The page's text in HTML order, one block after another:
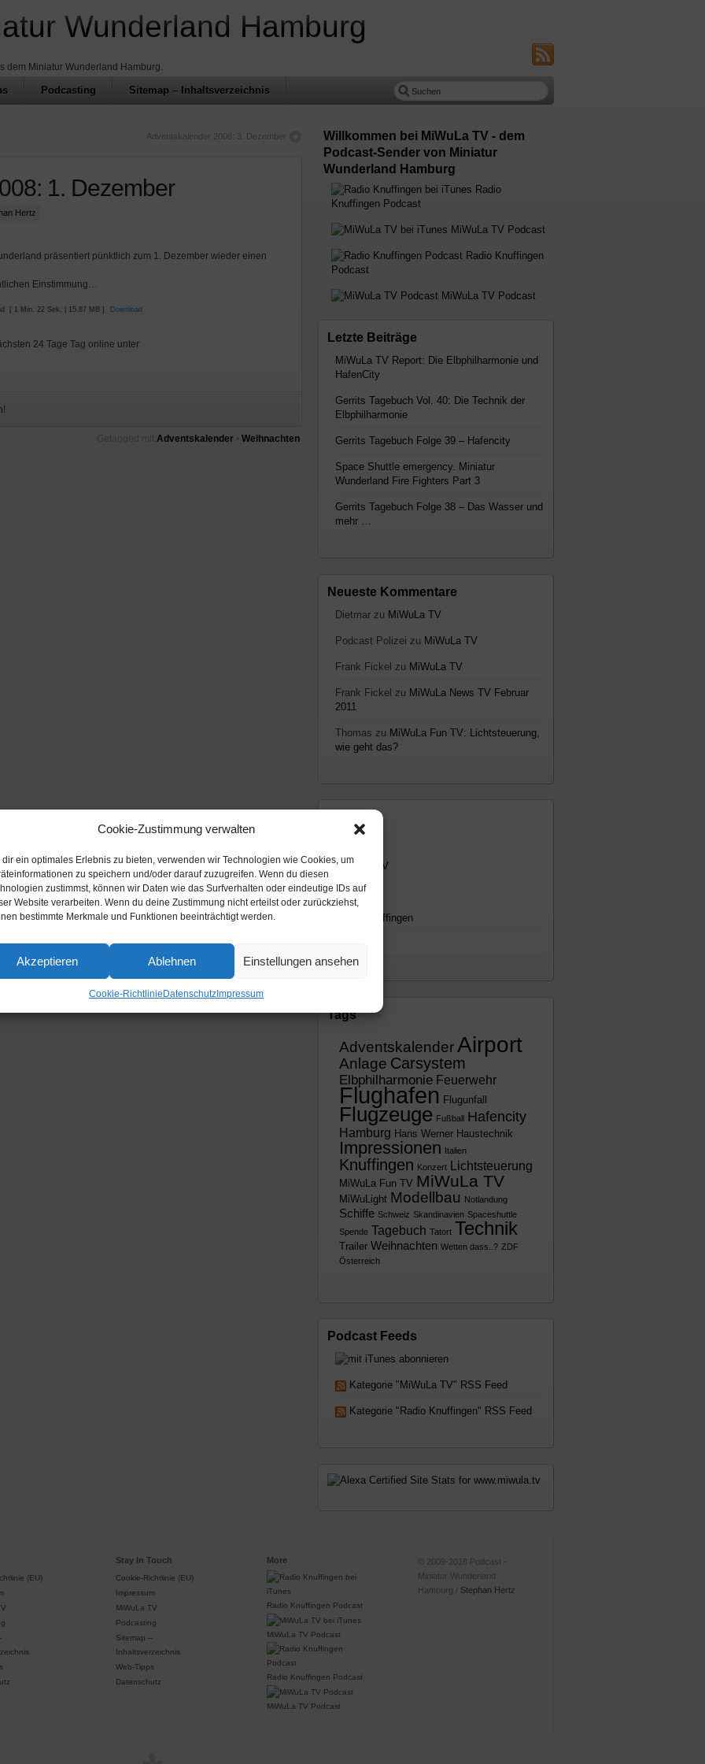
Cookie-Zustimmung verwalten
dir ein optimales Erlebnis zu bieten, verwenden wir Technologien wie Cookies, um
zu speichern und/oder darauf zuzugreifen. Wenn du diesen
zustimmst, können wir Daten wie das Surfverhalten oder eindeutige IDs auf
Website verarbeiten. Wenn du deine Zustimmung nicht erteilst oder zurückziehst,
bestimmte Merkmale und Funktionen beeinträchtigt werden.
Akzeptieren Ablehnen Einstellungen ansehen
Cookie-Richtlinie DatenschutzImpressum
Wunderland Hamburg
dem Miniatur Wunderland Hamburg.
Podcasting Sitemap – Inhaltsverzeichnis
Adventskalender 2008: 3. Dezember
1. Dezember
Hertz
präsentiert pünktlich zum 1. Dezember wieder einen
Einstimmung…
[ 1 Min. 22 Sek. | 15.87 MB ] Download
24 Tage Tag online unter
Adventskalender Weihnachten
Willkommen bei MiWuLa TV - dem
Podcast-Sender von Miniatur
Wunderland Hamburg
Radio
Knuffingen Podcast
MiWuLa TV Podcast
Radio Knuffingen
Podcast
MiWuLa TV Podcast
Letzte Beiträge
MiWuLa TV Report: Die Elbphilharmonie und
HafenCity
Gerrits Tagebuch Vol. 40: Die Technik der
Elbphilharmonie
Gerrits Tagebuch Folge 39 – Hafencity
Space Shuttle emergency. Miniatur
Wunderland Fire Fighters Part 3
Gerrits Tagebuch Folge 38 – Das Wasser und
mehr …
Neueste Kommentare
Dietmar zu MiWuLa TV
Podcast Polizei zu MiWuLa TV
Frank Fickel zu MiWuLa TV
Frank Fickel zu MiWuLa News TV Februar
2011
Thomas zu MiWuLa Fun TV: Lichtsteuerung,
wie geht das?
MiWuLa TV
Podcast
Radio Knuffingen
Tags
AdventskalenderAirport
Anlage Carsystem
Elbphilharmonie Feuerwehr
Flughafen Flugunfall
Flugzeuge Fußball Hafencity
Hamburg Hans Werner Haustechnik
Impressionen Italien
Knuffingen Konzert Lichtsteuerung
MiWuLa Fun TV MiWuLa TV
MiWuLight Modellbau Notlandung
Schiffe Schweiz Skandinavien Spaceshuttle
Spende Tagebuch Tatort Technik
Trailer Weihnachten Wetten dass..? ZDF
Österreich
Podcast Feeds
Kategorie "MiWuLa TV" RSS Feed
Kategorie "Radio Knuffingen" RSS Feed
(EU)
Stay In Touch
Cookie-Richtlinie (EU)
Impressum
MiWuLa TV
Podcasting
Sitemap –
Inhaltsverzeichnis
Web-Tipps
Datenschutz
More
Radio Knuffingen Podcast
MiWuLa TV Podcast
Radio Knuffingen Podcast
MiWuLa TV Podcast
© 2009-2018 Podcast -
Miniatur Wunderland
Hamburg / Stephan Hertz